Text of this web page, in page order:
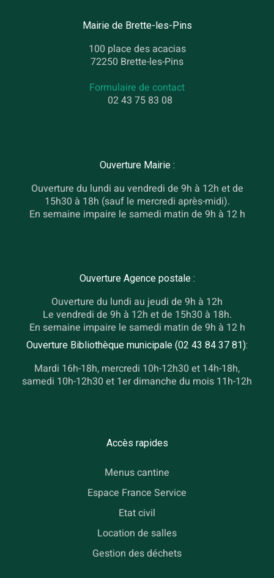
Mairie de Brette-les-Pins
100 place des acacias
72250 Brette-les-Pins
Formulaire de contact
02 43 75 83 08
Ouverture Mairie :
Ouverture du lundi au vendredi de 9h à 12h et de
15h30 à 18h (sauf le mercredi après-midi).
En semaine impaire le samedi matin de 9h à 12 h
Ouverture Agence postale :
Ouverture du lundi au jeudi de 9h à 12h
Le vendredi de 9h à 12h et de 15h30 à 18h.
En semaine impaire le samedi matin de 9h à 12 h
Ouverture Bibliothèque municipale (02 43 84 37 81):
Mardi 16h-18h, mercredi 10h-12h30 et 14h-18h,
samedi 10h-12h30 et 1er dimanche du mois 11h-12h
Accès rapides
Menus cantine
Espace France Service
Etat civil
Location de salles
Gestion des déchets